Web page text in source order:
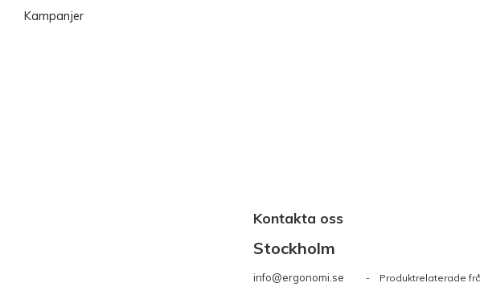
Kampanjer
Kontakta oss
Stockholm
info@ergonomi.se - Produktrelaterade